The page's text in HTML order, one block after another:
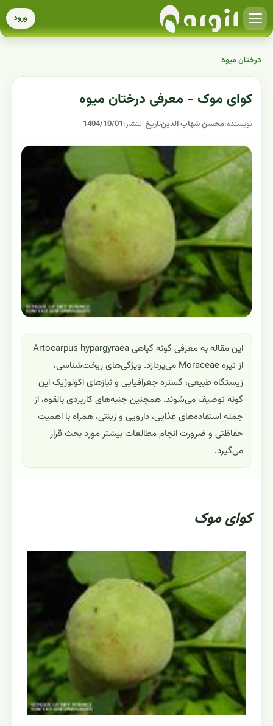
ورود
درختان میوه
کوای موک - معرفی درختان میوه
نویسنده:محسن شهاب الدینتاریخ انتشار:1404/10/01
این مقاله به معرفی گونه گیاهی Artocarpus hypargyraea
از تیره Moraceae می‌پردازد. ویژگی‌های ریخت‌شناسی،
زیستگاه طبیعی، گستره جغرافیایی و نیازهای اکولوژیک این
گونه توصیف می‌شوند. همچنین جنبه‌های کاربردی بالقوه، از
جمله استفاده‌های غذایی، دارویی و زینتی، همراه با اهمیت
حفاظتی و ضرورت انجام مطالعات بیشتر مورد بحث قرار
می‌گیرد.
کوای موک